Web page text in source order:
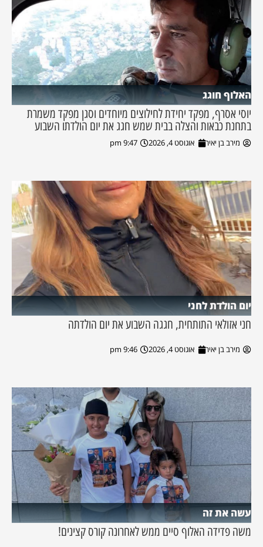
האלוף חוגג
יוסי אסרף, מפקד יחידת לחילוצים מיוחדים וסגן מפקד משמרת
בתחנת כבאות והצלה בבית שמש חגג את יום הולדתו השבוע
מירב בן יאיר אוגוסט 4, 2026 9:47 pm
יום הולדת לחני
חני אזולאי התותחית, חגגה השבוע את יום הולדתה
מירב בן יאיר אוגוסט 4, 2026 9:46 pm
עשה את זה
משה פדידה האלוף סיים ממש לאחרונה קורס קצינים!